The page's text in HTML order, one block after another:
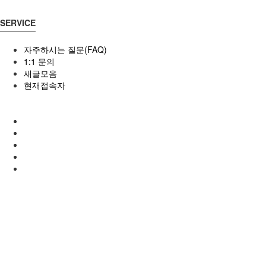
SERVICE
자주하시는 질문(FAQ)
1:1 문의
새글모음
현재접속자